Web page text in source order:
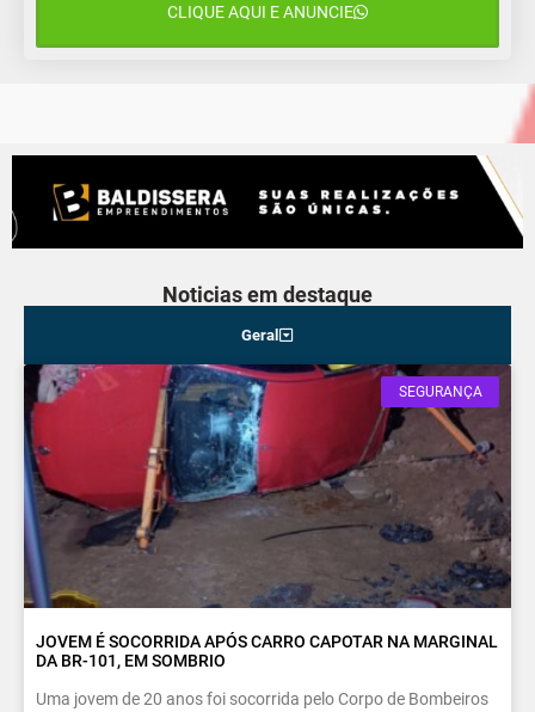
CLIQUE AQUI E ANUNCIE
Noticias em destaque
Geral
SEGURANÇA
JOVEM É SOCORRIDA APÓS CARRO CAPOTAR NA MARGINAL
DA BR-101, EM SOMBRIO
Uma jovem de 20 anos foi socorrida pelo Corpo de Bombeiros